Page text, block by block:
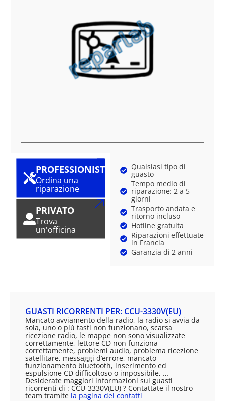
PROFESSIONISTA
Ordina una
riparazione
PRIVATO
Trova
un'officina
Qualsiasi tipo di
guasto
Tempo medio di
riparazione: 2 a 5
giorni
Trasporto andata e
ritorno incluso
Hotline gratuita
Riparazioni effettuate
in Francia
Garanzia di 2 anni
GUASTI RICORRENTI PER: CCU-3330V(EU)
Mancato avviamento della radio, la radio si avvia da
sola, uno o più tasti non funzionano, scarsa
ricezione radio, le mappe non sono visualizzate
correttamente, lettore CD non funziona
correttamente, problemi audio, problema ricezione
satellitare, messaggi d’errore, mancato
funzionamento bluetooth, inserimento ed
espulsione CD difficoltoso o impossibile, …
Desiderate maggiori informazioni sui guasti
ricorrenti di : CCU-3330V(EU) ? Contattate il nostro
team tramite la pagina dei contatti